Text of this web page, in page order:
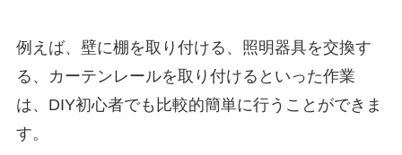
例えば、壁に棚を取り付ける、照明器具を交換す
る、カーテンレールを取り付けるといった作業
は、DIY初心者でも比較的簡単に行うことができま
す。